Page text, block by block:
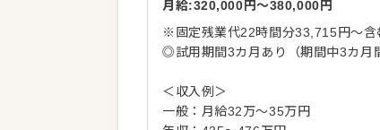
月給:320,000円〜380,000円
※固定残業代22時間分33,715円～含
◎試用期間3カ月あり（期間中3カ月
＜収入例＞
一般：月給32万～35万円